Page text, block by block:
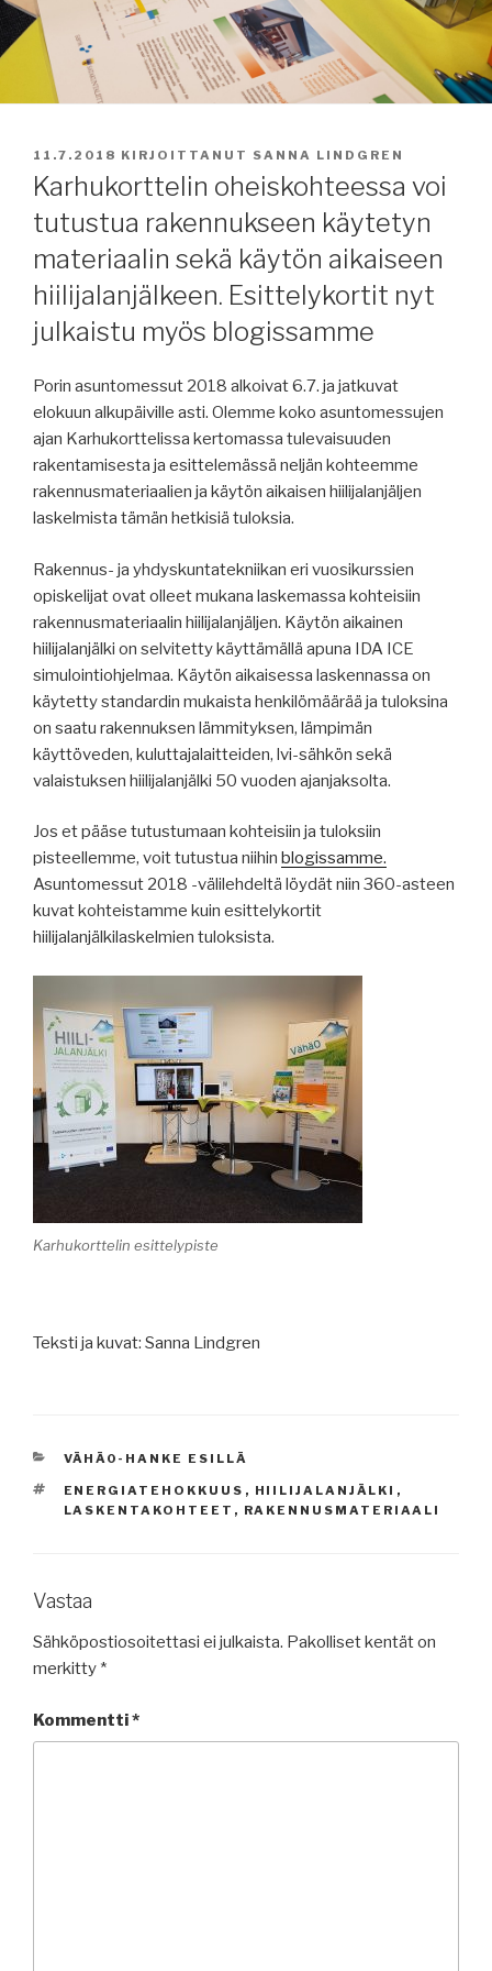
JULKAISTU
11.7.2018 KIRJOITTANUT SANNA LINDGREN
Karhukorttelin oheiskohteessa voi
tutustua rakennukseen käytetyn
materiaalin sekä käytön aikaiseen
hiilijalanjälkeen. Esittelykortit nyt
julkaistu myös blogissamme
Porin asuntomessut 2018 alkoivat 6.7. ja jatkuvat
elokuun alkupäiville asti. Olemme koko asuntomessujen
ajan Karhukorttelissa kertomassa tulevaisuuden
rakentamisesta ja esittelemässä neljän kohteemme
rakennusmateriaalien ja käytön aikaisen hiilijalanjäljen
laskelmista tämän hetkisiä tuloksia.
Rakennus- ja yhdyskuntatekniikan eri vuosikurssien
opiskelijat ovat olleet mukana laskemassa kohteisiin
rakennusmateriaalin hiilijalanjäljen. Käytön aikainen
hiilijalanjälki on selvitetty käyttämällä apuna IDA ICE
simulointiohjelmaa. Käytön aikaisessa laskennassa on
käytetty standardin mukaista henkilömäärää ja tuloksina
on saatu rakennuksen lämmityksen, lämpimän
käyttöveden, kuluttajalaitteiden, lvi-sähkön sekä
valaistuksen hiilijalanjälki 50 vuoden ajanjaksolta.
Jos et pääse tutustumaan kohteisiin ja tuloksiin
pisteellemme, voit tutustua niihin blogissamme.
Asuntomessut 2018 -välilehdeltä löydät niin 360-asteen
kuvat kohteistamme kuin esittelykortit
hiilijalanjälkilaskelmien tuloksista.
Karhukorttelin esittelypiste
Teksti ja kuvat: Sanna Lindgren
KATEGORIAT
VÄHÄ0-HANKE ESILLÄ
AVAINSANAT
ENERGIATEHOKKUUS , HIILIJALANJÄLKI ,
LASKENTAKOHTEET , RAKENNUSMATERIAALI
Vastaa
Sähköpostiosoitettasi ei julkaista. Pakolliset kentät on
merkitty *
Kommentti*